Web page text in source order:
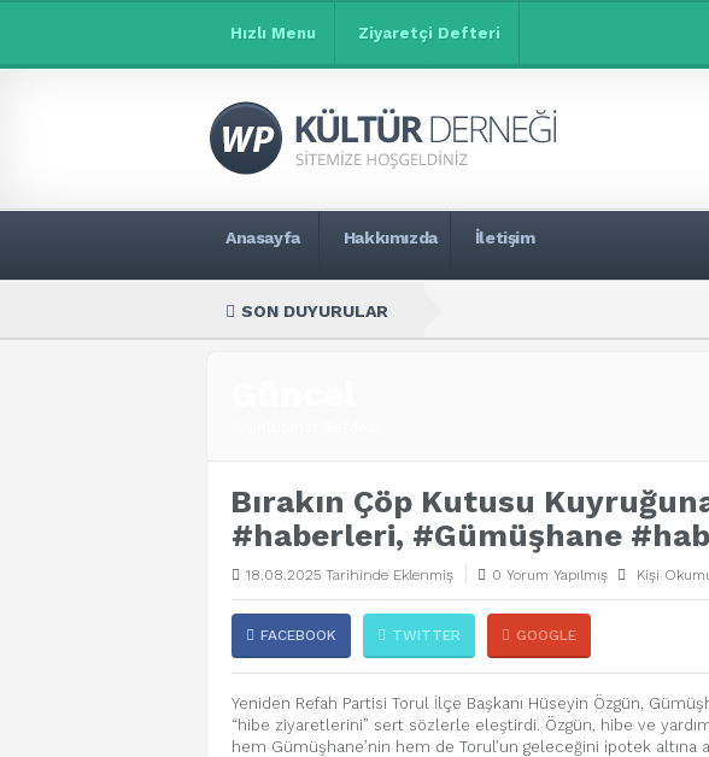
Hızlı Menu Ziyaretçi Defteri
Anasayfa Hakkımızda İletişim
SON DUYURULAR
Bırakın Çöp Kutusu
#haberleri, #Gümüşhane
18.08.2025 Tarihinde Eklenmiş 0 Yorum Yapılmış Kişi
FACEBOOK TWITTER GOOGLE
Yeniden Refah Partisi Torul İlçe Başkanı Hüseyin Özgün,
“hibe ziyaretlerini” sert sözlerle eleştirdi. Özgün, hibe ve
hem Gümüşhane’nin hem de Torul’un geleceğini ipotek altına